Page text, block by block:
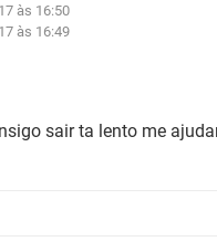
às 16:50
às 16:49
sair ta lento me